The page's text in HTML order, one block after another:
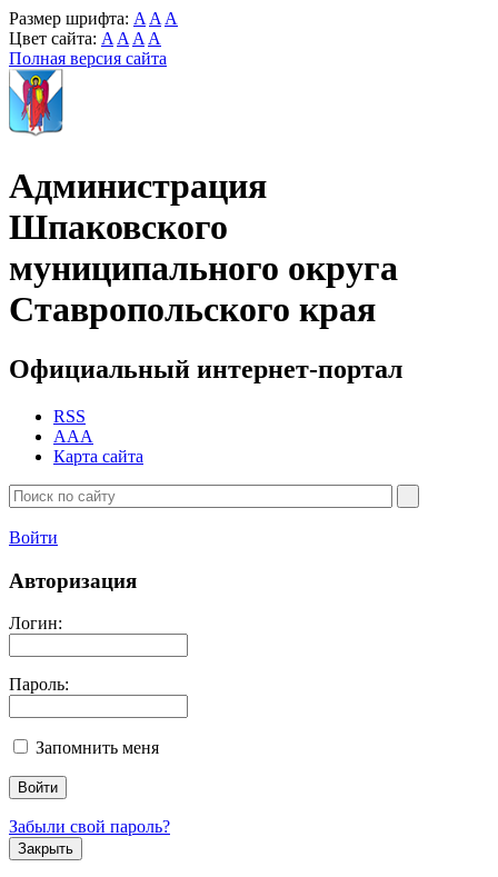
Размер шрифта: A A A
Цвет сайта: A A A A
Полная версия сайта
Администрация
Шпаковского
муниципального округа
Ставропольского края
Официальный интернет-портал
RSS
AAA
Карта сайта
Войти
Авторизация
Логин:
Пароль:
Запомнить меня
Забыли свой пароль?
Закрыть